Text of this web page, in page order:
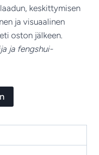
keskittymisen
ja visuaalinen
oston jälkeen.
ja fengshui-